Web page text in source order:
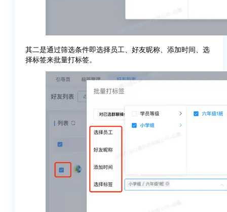
其二是通过筛选条件即选择员工、好友昵称、添加时间、选
择标签来批量打标签。